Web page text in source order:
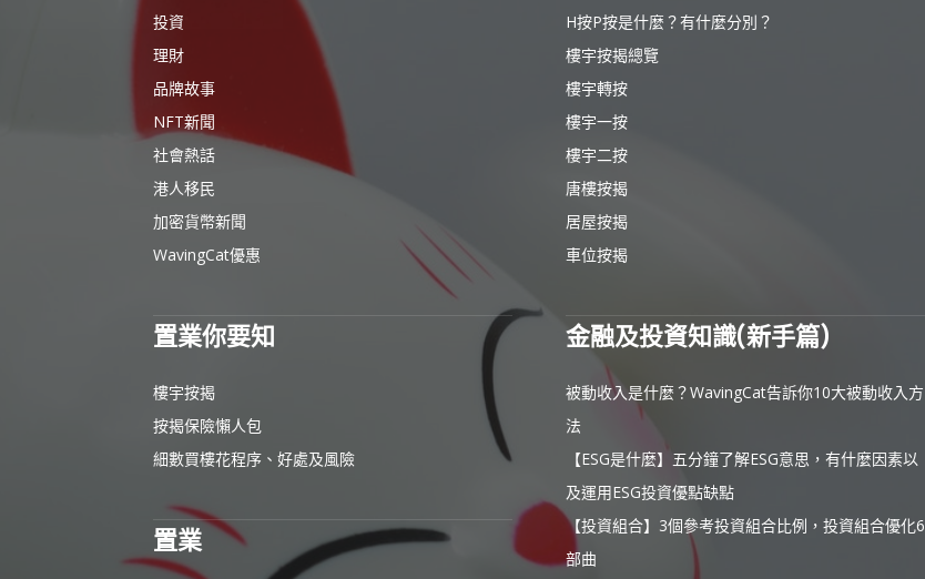
投資
理財
品牌故事
NFT新聞
社會熱話
港人移民
加密貨幣新聞
WavingCat優惠
置業你要知
樓宇按揭
按揭保險懶人包
細數買樓花程序、好處及風險
置業
H按P按是什麼？有什麼分別？
樓宇按揭總覽
樓宇轉按
樓宇一按
樓宇二按
唐樓按揭
居屋按揭
車位按揭
金融及投資知識(新手篇)
被動收入是什麼？WavingCat告訴你10大被動收入方
法
【ESG是什麼】五分鐘了解ESG意思，有什麼因素以
及運用ESG投資優點缺點
【投資組合】3個參考投資組合比例，投資組合優化6
部曲